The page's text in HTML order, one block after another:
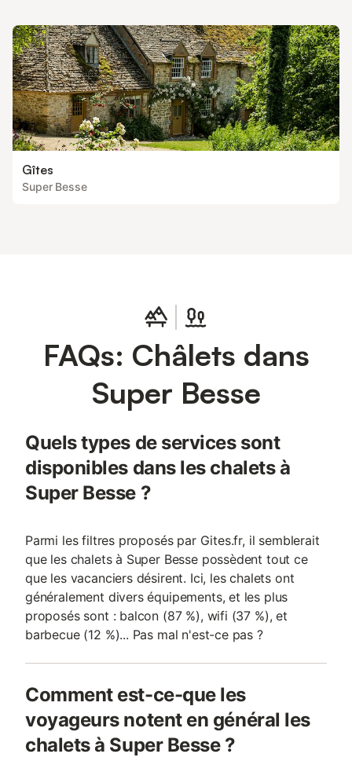
Gîtes
Super Besse
FAQs: Châlets dans
Super Besse
Quels types de services sont
disponibles dans les chalets à
Super Besse ?
Parmi les filtres proposés par Gites.fr, il semblerait
que les chalets à Super Besse possèdent tout ce
que les vacanciers désirent. Ici, les chalets ont
généralement divers équipements, et les plus
proposés sont : balcon (87 %), wifi (37 %), et
barbecue (12 %)... Pas mal n'est-ce pas ?
Comment est-ce-que les
voyageurs notent en général les
chalets à Super Besse ?